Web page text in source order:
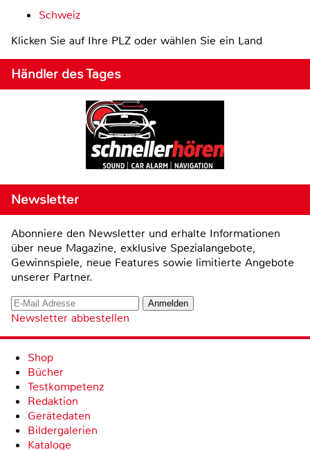
Schweiz
Klicken Sie auf Ihre PLZ oder wählen Sie ein Land
Händler des Tages
Newsletter
Abonniere den Newsletter und erhalte Informationen
über neue Magazine, exklusive Spezialangebote,
Gewinnspiele, neue Features sowie limitierte Angebote
unserer Partner.
Newsletter abbestellen
Shop
Bücher
Testkompetenz
Redaktion
Gerätedaten
Bildergalerien
Kataloge